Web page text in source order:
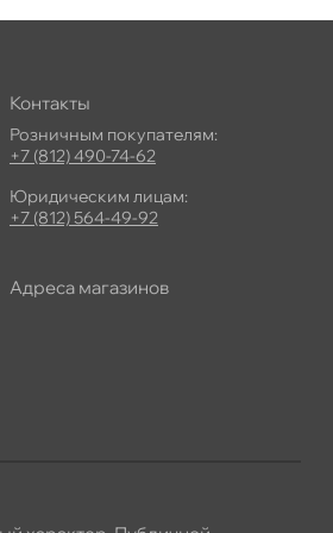
Контакты
Розничным покупателям:
+7 (812) 490-74-62
Юридическим лицам:
+7 (812) 564-49-92
Адреса магазино